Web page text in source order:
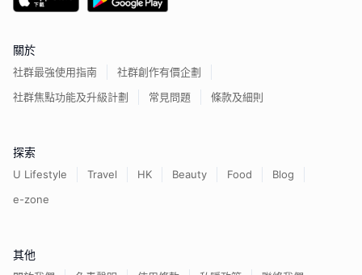
關於
社群最強使用指南
社群創作有價企劃
社群焦點功能及升級計劃
常見問題 條款及細則
探索
U Lifestyle Travel HK Beauty Food
Blog
e-zone
其他